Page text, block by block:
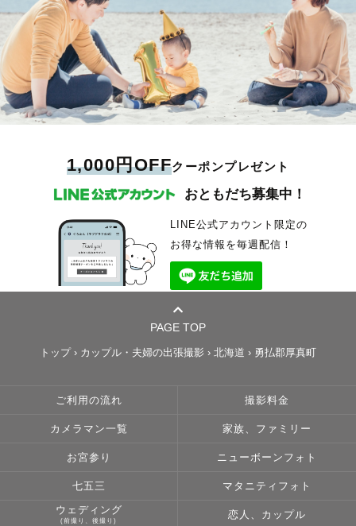
1,000円OFFクーポンプレゼント
おともだち募集中！
LINE公式アカウント限定の
お得な情報を毎週配信！
PAGE TOP
トップ › カップル・夫婦の出張撮影 › 北海道 › 勇払郡厚真町
ご利用の流れ 撮影料金
カメラマン一覧 家族、ファミリー
お宮参り ニューボーンフォト
七五三 マタニティフォト
ウェディング
(前撮り、後撮り)
恋人、カップル